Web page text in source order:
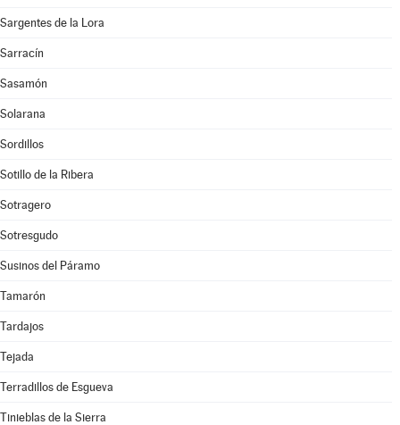
Sargentes de la Lora
Sarracín
Sasamón
Solarana
Sordillos
Sotillo de la Ribera
Sotragero
Sotresgudo
Susinos del Páramo
Tamarón
Tardajos
Tejada
Terradillos de Esgueva
Tinieblas de la Sierra